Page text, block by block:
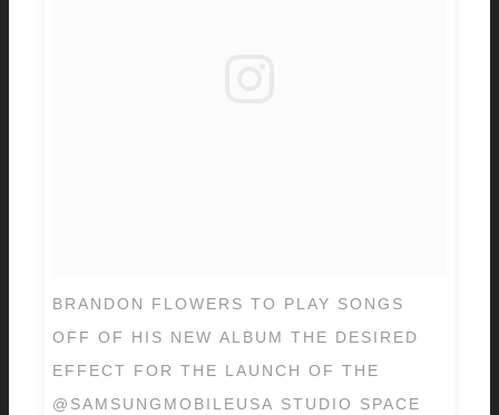
BRANDON FLOWERS TO PLAY SONGS
OFF OF HIS NEW ALBUM THE DESIRED
EFFECT FOR THE LAUNCH OF THE
@SAMSUNGMOBILEUSA STUDIO SPACE